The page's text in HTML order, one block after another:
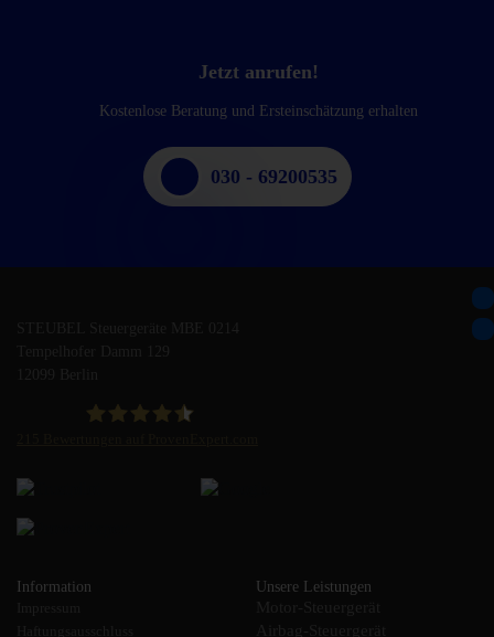
Jetzt anrufen!
Kostenlose Beratung und Ersteinschätzung erhalten
030 - 69200535
STEUBEL Steuergeräte Annahme Filiale MBE 0214
Information
Unsere Leistungen